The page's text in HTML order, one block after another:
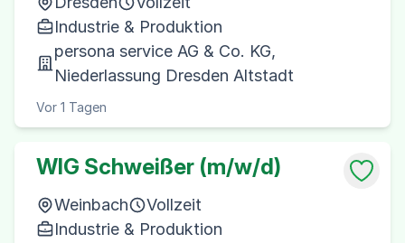
Industrie & Produktion
persona service AG & Co. KG,
Niederlassung Dresden Altstadt
Vor 1 Tagen
WIG Schweißer (m/w/d)
Weinbach
Vollzeit
Industrie & Produktion